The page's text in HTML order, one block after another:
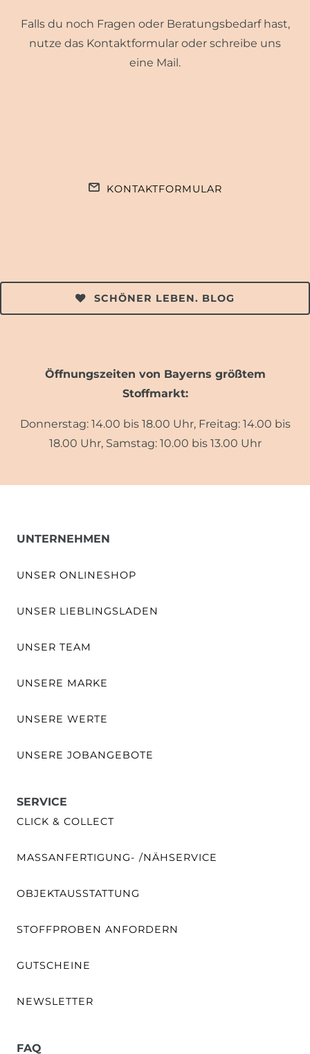
Falls du noch Fragen oder Beratungsbedarf hast,
nutze das Kontaktformular oder schreibe uns
eine Mail.
KONTAKTFORMULAR
SCHÖNER LEBEN. BLOG
Öffnungszeiten von Bayerns größtem
Stoffmarkt:
Donnerstag: 14.00 bis 18.00 Uhr, Freitag: 14.00 bis
18.00 Uhr, Samstag: 10.00 bis 13.00 Uhr
UNTERNEHMEN
UNSER ONLINESHOP
UNSER LIEBLINGSLADEN
UNSER TEAM
UNSERE MARKE
UNSERE WERTE
UNSERE JOBANGEBOTE
SERVICE
CLICK & COLLECT
MASSANFERTIGUNG- /NÄHSERVICE
OBJEKTAUSSTATTUNG
STOFFPROBEN ANFORDERN
GUTSCHEINE
NEWSLETTER
FAQ